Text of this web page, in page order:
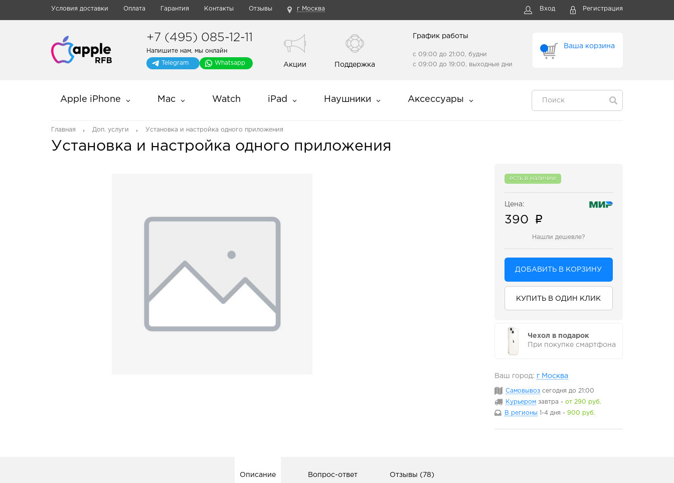
Условия доставки Оплата Гарантия Контакты Отзывы г Москва Вход Регистрация
+7 (495) 085-12-11
Напишите нам, мы онлайн
Telegram Whatsapp Акции Поддержка
Ваша корзина
График работы
с 09:00 до 21:00, будни
с 09:00 до 19:00, выходные дни
Apple iPhone Mac Watch iPad Наушники Аксессуары
Главная Доп. услуги Установка и настройка одного приложения
Установка и настройка одного приложения
есть в наличии
Цена:
390
Нашли дешевле?
ДОБАВИТЬ В КОРЗИНУ
КУПИТЬ В ОДИН КЛИК
Чехол в подарок
При покупке смартфона
Ваш город: г Москва
Самовывоз сегодня до 21:00
Курьером завтра - от 290 руб.
В регионы 1-4 дня - 900 руб.
Описание Вопрос-ответ Отзывы (78)